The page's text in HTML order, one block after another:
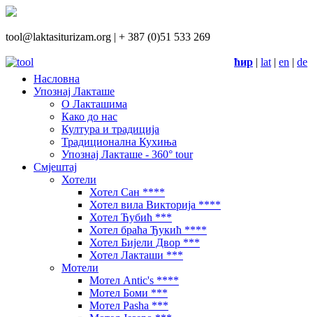
tool@laktasiturizam.org | + 387 (0)51 533 269
ћир | lat | en | de
Насловна
Упознај Лакташе
О Лакташима
Како до нас
Култура и традиција
Традиционална Кухиња
Упознај Лакташе - 360° tour
Смјештај
Хотели
Хотел Сан ****
Хотел вила Викторија ****
Хотел Ћубић ***
Хотел браћа Ђукић ****
Хотел Бијели Двор ***
Хотел Лакташи ***
Мотели
Мотел Antic's ****
Мотел Боми ***
Мотел Pasha ***